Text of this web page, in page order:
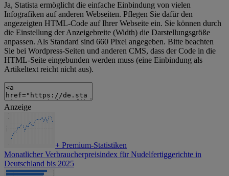
Ja, Statista ermöglicht die einfache Einbindung von vielen
Infografiken auf anderen Webseiten. Pflegen Sie dafür den
angezeigten HTML-Code auf Ihrer Webseite ein. Sie können durch
die Einstellung der Anzeigebreite (Width) die Darstellungsgröße
anpassen. Als Standard sind 660 Pixel angegeben. Bitte beachten
Sie bei Wordpress-Seiten und anderen CMS, dass der Code in die
HTML-Seite eingebunden werden muss (eine Einbindung als
Artikeltext reicht nicht aus).
Anzeige
+ Premium-Statistiken
Monatlicher Verbraucherpreisindex für Nudelfertiggerichte in
Deutschland bis 2025